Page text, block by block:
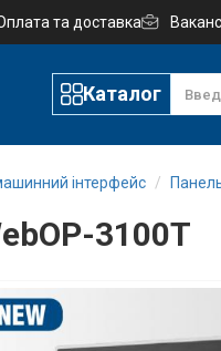
та доставка
Каталог
інтерфейс
3100T